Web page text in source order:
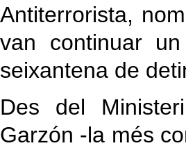
Antiterrorista,
van continuar
seixantena de
Des del
Garzón -la més